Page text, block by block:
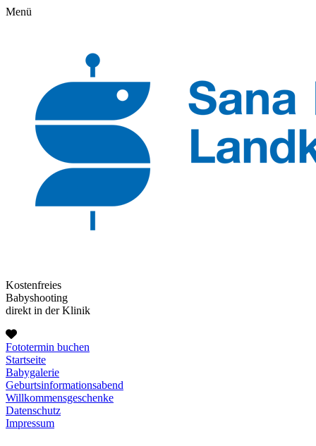
Menü
Kostenfreies
Babyshooting
direkt in der Klinik
Fototermin buchen
Startseite
Babygalerie
Geburtsinformationsabend
Willkommensgeschenke
Datenschutz
Impressum